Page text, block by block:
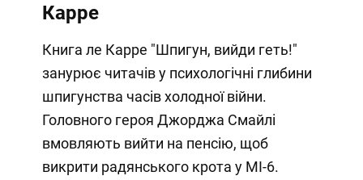
Карре
Книга ле Карре "Шпигун, вийди геть!"
занурює читачів у психологічні глибини
шпигунства часів холодної війни.
Головного героя Джорджа Смайлі
вмовляють вийти на пенсію, щоб
викрити радянського крота у МІ-6.